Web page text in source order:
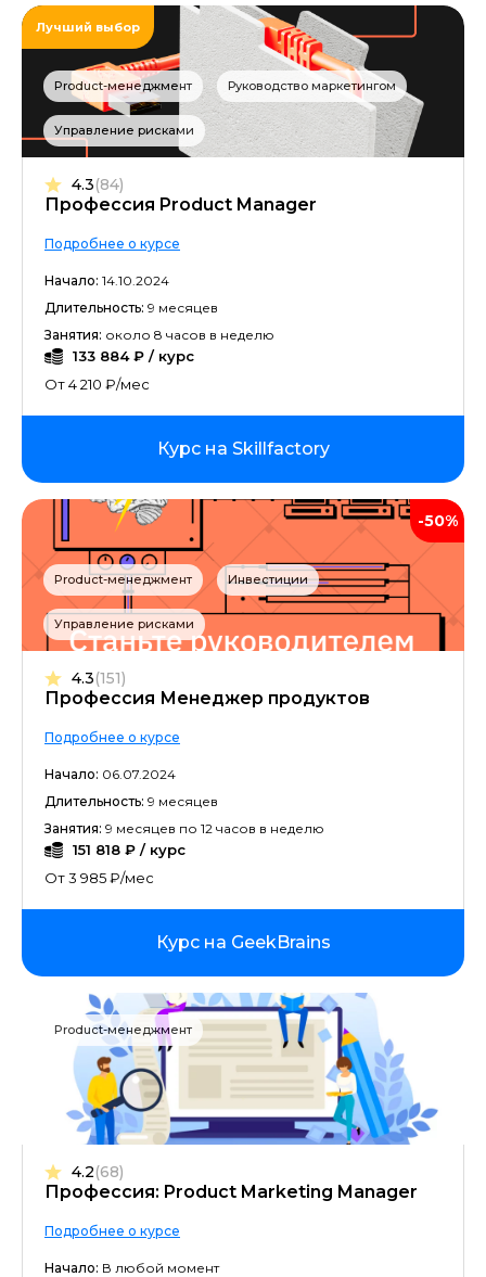
Лучший выбор
Product-менеджмент Руководство маркетингом
Управление рисками
Профессия Product Manager
4.3(84)
Подробнее о курсе
Начало: 14.10.2024
Длительность: 9 месяцев
Занятия: около 8 часов в неделю
133 884 ₽ / курс
От 4 210 ₽/мес
Курс на Skillfactory
-50%
Product-менеджмент Инвестиции
Управление рисками
Профессия Менеджер продуктов
4.3(151)
Подробнее о курсе
Начало: 06.07.2024
Длительность: 9 месяцев
Занятия: 9 месяцев по 12 часов в неделю
151 818 ₽ / курс
От 3 985 ₽/мес
Курс на GeekBrains
Product-менеджмент
Профессия: Product Marketing Manager
4.2(68)
Подробнее о курсе
Начало: В любой момент